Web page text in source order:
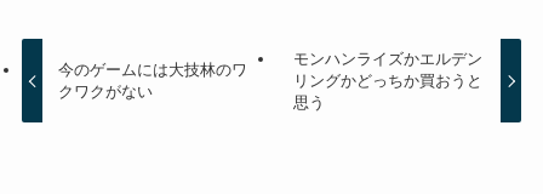
今のゲームには大技林のワ
クワクがない
モンハンライズかエルデン
リングかどっちか買おうと
思う